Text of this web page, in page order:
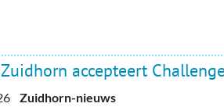
accepteert Challenge
Zuidhorn-nieuws